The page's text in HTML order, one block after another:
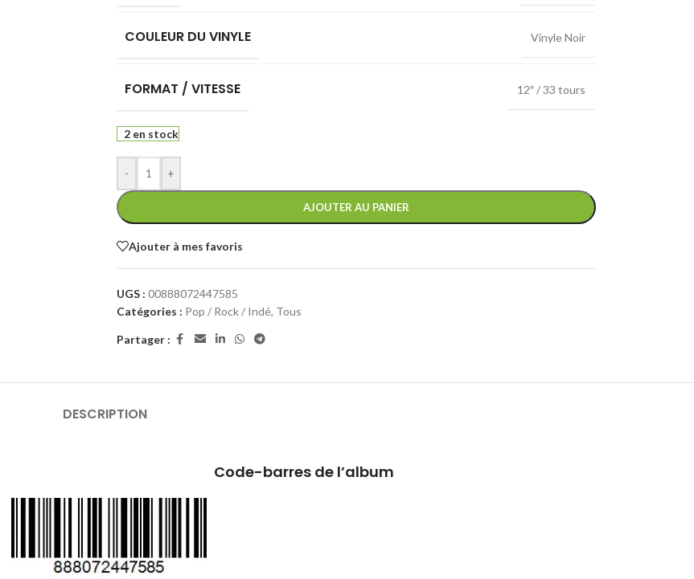
COULEUR DU VINYLE Vinyle Noir
FORMAT / VITESSE 12″ / 33 tours
2 en stock
- +
AJOUTER AU PANIER
Ajouter à mes favoris
UGS : 00888072447585
Catégories : Pop / Rock / Indé, Tous
Partager :
DESCRIPTION
Code-barres de l’album